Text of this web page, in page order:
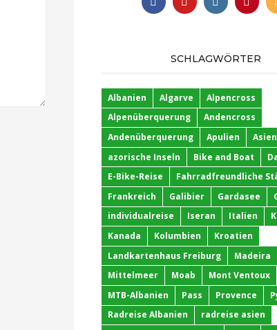
SCHLAGWÖRTER
Albanien Algarve
Alpencross
Alpenüberquerung
Andencross
Andenüberquerung
Apulien Asien
azorische Inseln
Bike and Boat
E-Bike-Reise
Fahrradfreundliche
Frankreich
Galibier Gardasee
individualreise
Iseran Italien
Kanada
Kolumbien
Kroatien
Landkartenhaus Freiburg
Madeira
Mittelmeer
Moab Mont Ventoux
MTB-Albanien
Pass Provence
Radreise Albanien
radreise asien